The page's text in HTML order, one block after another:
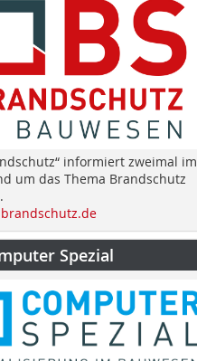
informiert zweimal im
um das Thema Brandschutz
Spezial